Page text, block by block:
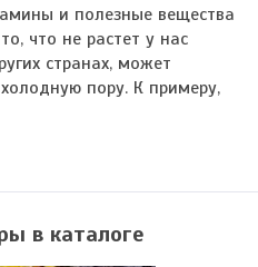
и полезные вещества
что не растет у нас
странах, может
пору. К примеру,
в каталоге